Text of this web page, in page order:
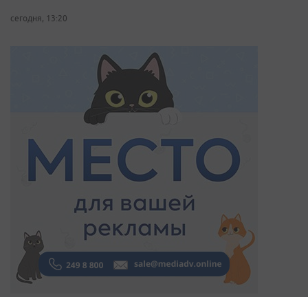
сегодня, 13:20